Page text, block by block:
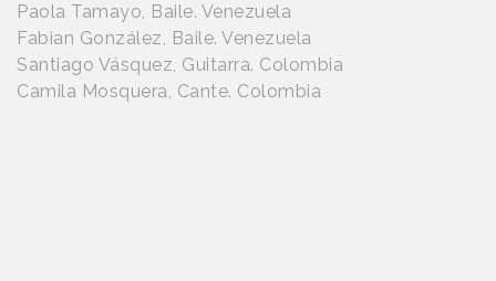
Paola Tamayo, Baile. Venezuela
Fabian González, Baile. Venezuela
Santiago Vásquez, Guitarra. Colombia
Camila Mosquera, Cante. Colombia